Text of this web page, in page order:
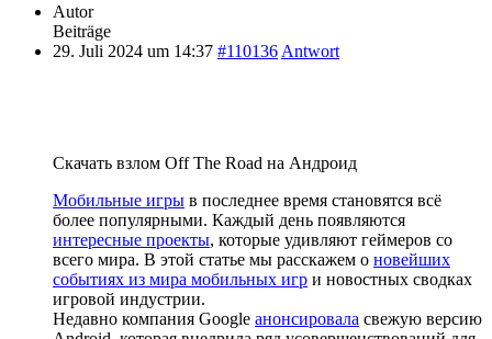
Autor
Beiträge
29. Juli 2024 um 14:37 #110136 Antwort
Скачать взлом Off The Road на Андроид
Мобильные игры в последнее время становятся всё
более популярными. Каждый день появляются
интересные проекты, которые удивляют геймеров со
всего мира. В этой статье мы расскажем о новейших
событиях из мира мобильных игр и новостных сводках
игровой индустрии.
Недавно компания Google анонсировала свежую версию